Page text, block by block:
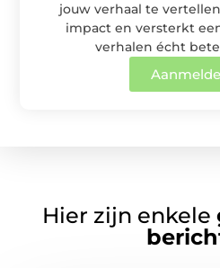
jouw verhaal te
impact en versterkt
verhalen écht
Hier zijn enkele